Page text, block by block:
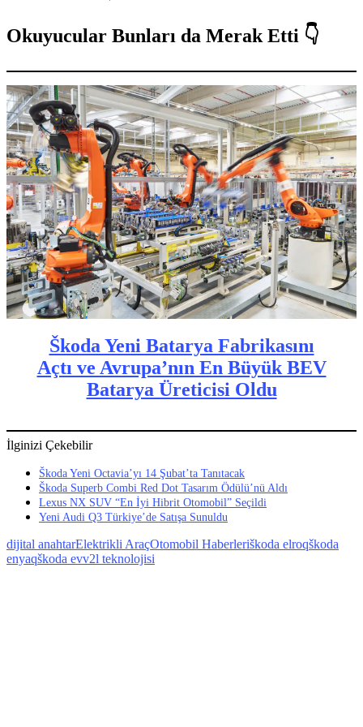
Okuyucular Bunları da Merak Etti 👇
Škoda Yeni Batarya Fabrikasını
Açtı ve Avrupa’nın En Büyük BEV
Batarya Üreticisi Oldu
İlginizi Çekebilir
Škoda Yeni Octavia’yı 14 Şubat’ta Tanıtacak
Škoda Superb Combi Red Dot Tasarım Ödülü’nü Aldı
Lexus NX SUV “En İyi Hibrit Otomobil” Seçildi
Yeni Audi Q3 Türkiye’de Satışa Sunuldu
dijital anahtarElektrikli AraçOtomobil Haberleriškoda elroqškoda
enyaqškoda evv2l teknolojisi